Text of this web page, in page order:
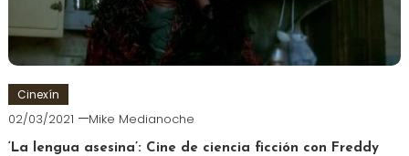
Cinexín
02/03/2021 Mike Medianoche
‘La lengua asesina’: Cine de ciencia ficción con Freddy